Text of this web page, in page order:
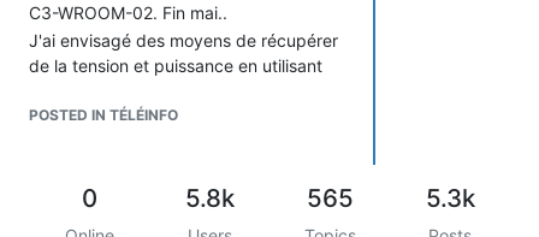
C3-WROOM-02. Fin mai..
J'ai envisagé des moyens de récupérer
de la tension et puissance en utilisant
DC-DC, mais ces solutions sont trop
que certains doivent utiliser en série
POSTED IN TÉLÉINFO
0 5.8k 565 5.3k